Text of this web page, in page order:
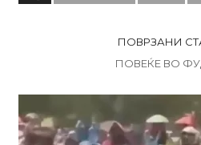
ПОВРЗАНИ
ПОВЕЌЕ ВО